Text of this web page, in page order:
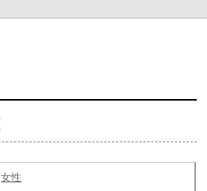
女性